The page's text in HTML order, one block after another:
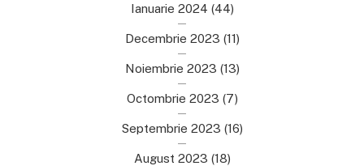
Ianuarie 2024 (44)
Decembrie 2023 (11)
Noiembrie 2023 (13)
Octombrie 2023 (7)
Septembrie 2023 (16)
August 2023 (18)